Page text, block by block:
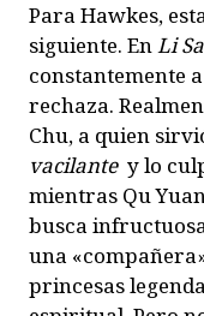
Para Hawkes,
siguiente. EnLi
constantemente
rechaza.
Chu, a quien
vacilantey lo
mientras Qu
busca
una
princesas